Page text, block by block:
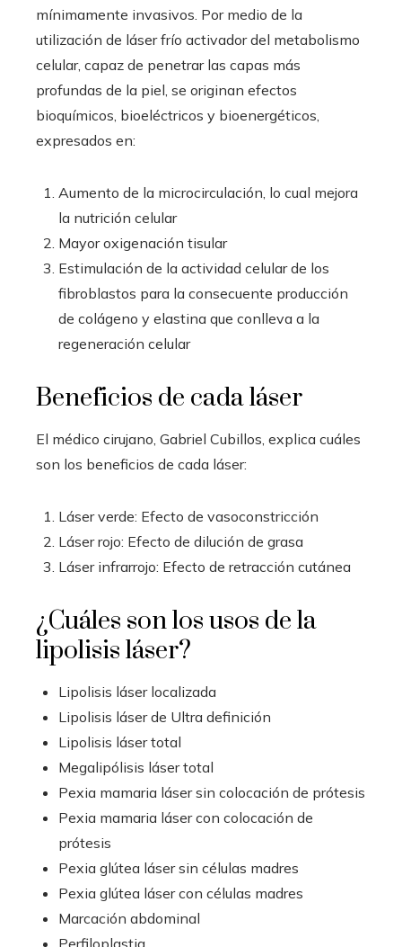
mínimamente invasivos. Por medio de la
utilización de láser frío activador del metabolismo
celular, capaz de penetrar las capas más
profundas de la piel, se originan efectos
bioquímicos, bioeléctricos y bioenergéticos,
expresados en:
Aumento de la microcirculación, lo cual mejora
la nutrición celular
Mayor oxigenación tisular
Estimulación de la actividad celular de los
fibroblastos para la consecuente producción
de colágeno y elastina que conlleva a la
regeneración celular
Beneficios de cada láser
El médico cirujano, Gabriel Cubillos, explica cuáles
son los beneficios de cada láser:
Láser verde: Efecto de vasoconstricción
Láser rojo: Efecto de dilución de grasa
Láser infrarrojo: Efecto de retracción cutánea
¿Cuáles son los usos de la
lipolisis láser?
Lipolisis láser localizada
Lipolisis láser de Ultra definición
Lipolisis láser total
Megalipólisis láser total
Pexia mamaria láser sin colocación de prótesis
Pexia mamaria láser con colocación de
prótesis
Pexia glútea láser sin células madres
Pexia glútea láser con células madres
Marcación abdominal